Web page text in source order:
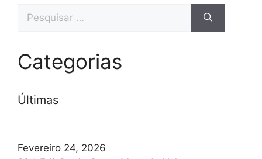
Categorias
Últimas
Fevereiro 24, 2026